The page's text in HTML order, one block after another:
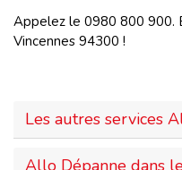
Appelez le 0980 800 900.
Vincennes 94300 !
Les autres services
Allo Dépanne dans